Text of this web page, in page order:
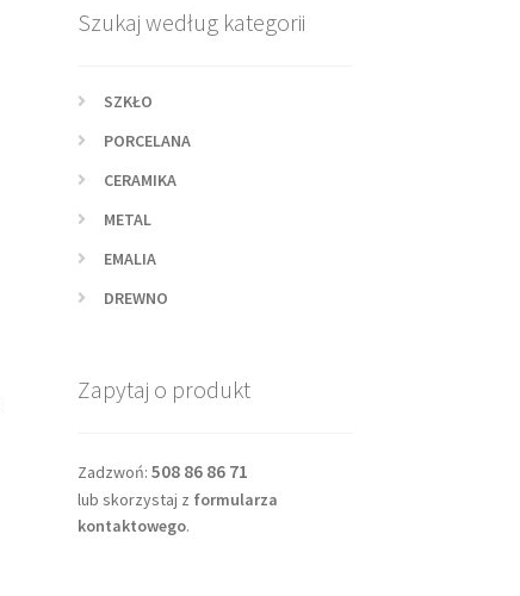
Szukaj według kategorii
SZKŁO
PORCELANA
CERAMIKA
METAL
EMALIA
DREWNO
Zapytaj o produkt
Zadzwoń: 508 86 86 71
lub skorzystaj z formularza
kontaktowego.